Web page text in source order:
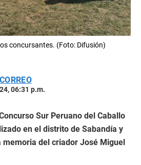
concursantes. (Foto: Difusión)
06:31 p.m.
Sur Peruano del Caballo
en el distrito de Sabandía y
memoria del criador José Miguel